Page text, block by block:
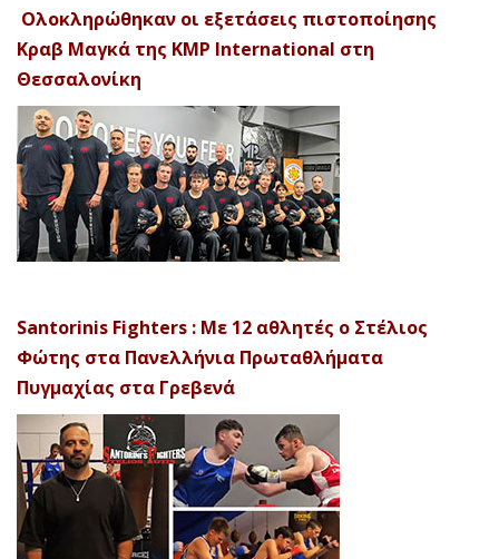
Ολοκληρώθηκαν οι εξετάσεις πιστοποίησης
Κραβ Μαγκά της KMP International στη
Θεσσαλονίκη
Santorinis Fighters : Με 12 αθλητές ο Στέλιος
Φώτης στα Πανελλήνια Πρωταθλήματα
Πυγμαχίας στα Γρεβενά